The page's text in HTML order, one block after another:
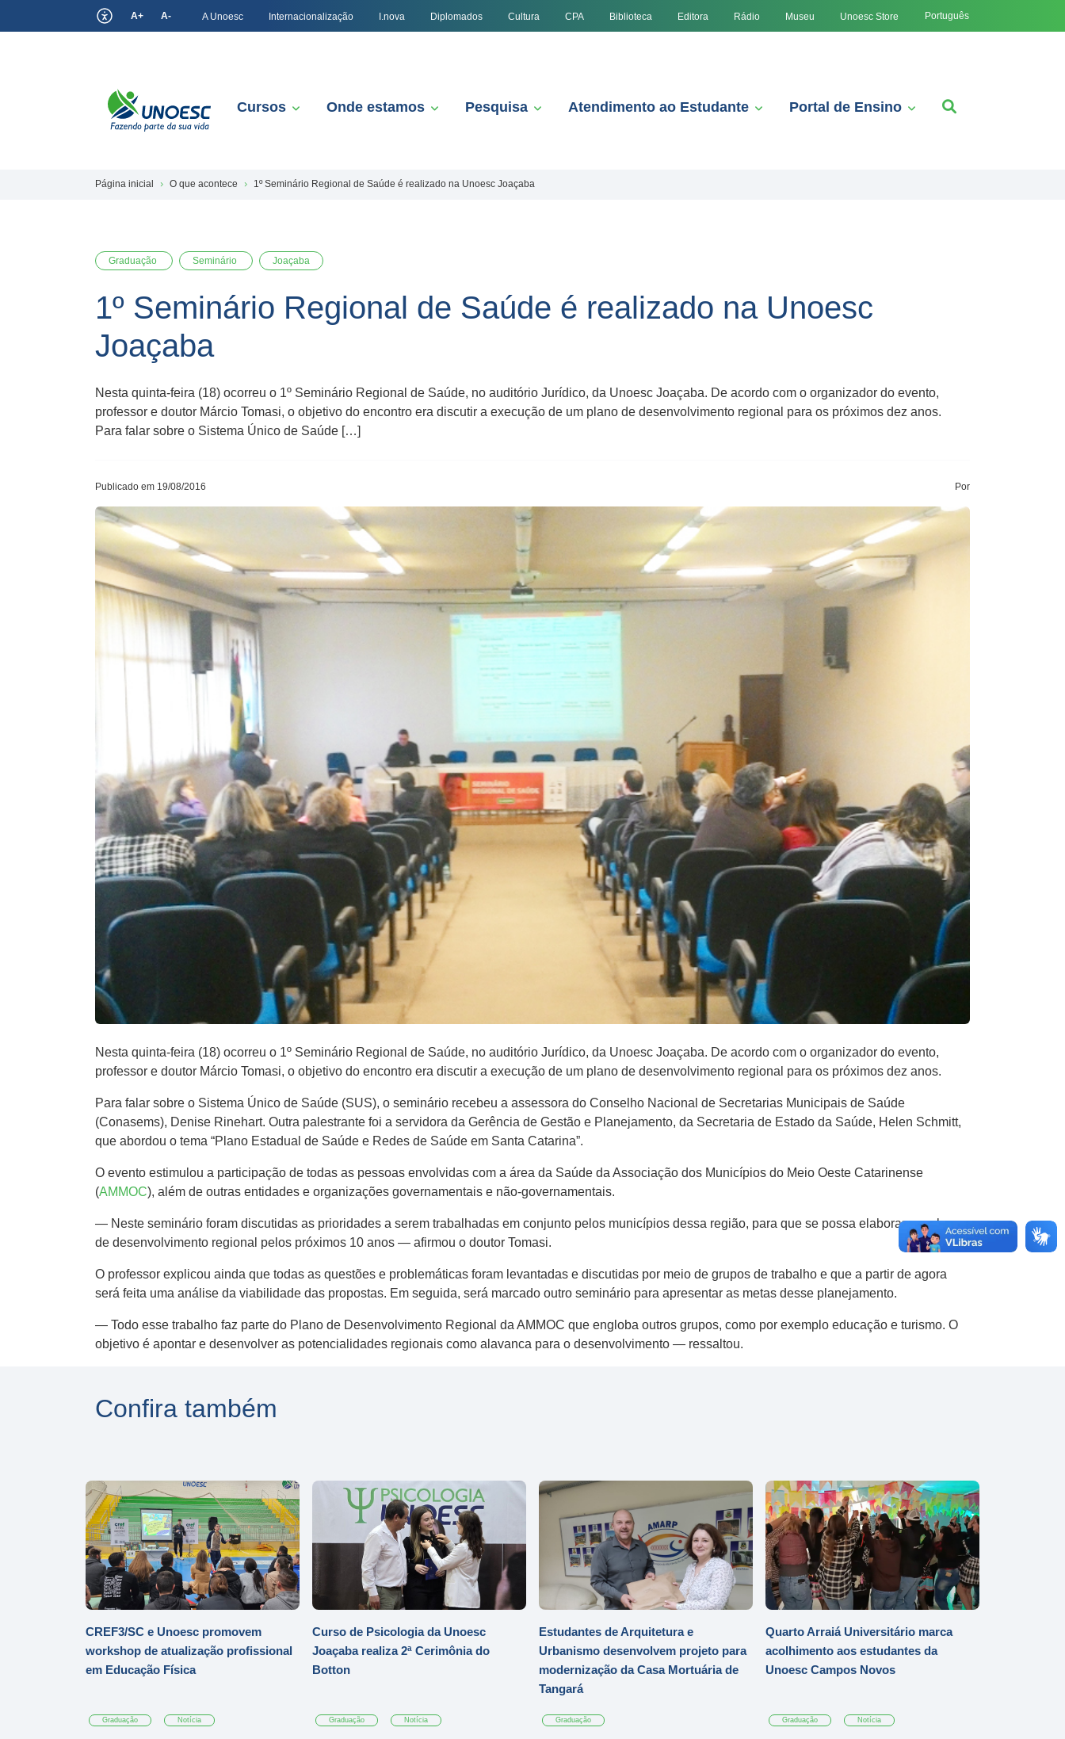
A+ A- A Unoesc Internacionalização I.nova Diplomados Cultura CPA Biblioteca Editora Rádio Museu Unoesc Store Português
Cursos Onde estamos Pesquisa Atendimento ao Estudante Portal de Ensino
Página inicial O que acontece 1º Seminário Regional de Saúde é realizado na Unoesc Joaçaba
Graduação Seminário Joaçaba
1º Seminário Regional de Saúde é realizado na Unoesc
Joaçaba
Nesta quinta-feira (18) ocorreu o 1º Seminário Regional de Saúde, no auditório Jurídico, da Unoesc Joaçaba. De acordo com o organizador do evento,
professor e doutor Márcio Tomasi, o objetivo do encontro era discutir a execução de um plano de desenvolvimento regional para os próximos dez anos.
Para falar sobre o Sistema Único de Saúde […]
Publicado em 19/08/2016 Por
Nesta quinta-feira (18) ocorreu o 1º Seminário Regional de Saúde, no auditório Jurídico, da Unoesc Joaçaba. De acordo com o organizador do evento,
professor e doutor Márcio Tomasi, o objetivo do encontro era discutir a execução de um plano de desenvolvimento regional para os próximos dez anos.
Para falar sobre o Sistema Único de Saúde (SUS), o seminário recebeu a assessora do Conselho Nacional de Secretarias Municipais de Saúde
(Conasems), Denise Rinehart. Outra palestrante foi a servidora da Gerência de Gestão e Planejamento, da Secretaria de Estado da Saúde, Helen Schmitt,
que abordou o tema “Plano Estadual de Saúde e Redes de Saúde em Santa Catarina”.
O evento estimulou a participação de todas as pessoas envolvidas com a área da Saúde da Associação dos Municípios do Meio Oeste Catarinense
(AMMOC), além de outras entidades e organizações governamentais e não-governamentais.
— Neste seminário foram discutidas as prioridades a serem trabalhadas em conjunto pelos municípios dessa região, para que se possa elaborar um plano
de desenvolvimento regional pelos próximos 10 anos — afirmou o doutor Tomasi.
O professor explicou ainda que todas as questões e problemáticas foram levantadas e discutidas por meio de grupos de trabalho e que a partir de agora
será feita uma análise da viabilidade das propostas. Em seguida, será marcado outro seminário para apresentar as metas desse planejamento.
— Todo esse trabalho faz parte do Plano de Desenvolvimento Regional da AMMOC que engloba outros grupos, como por exemplo educação e turismo. O
objetivo é apontar e desenvolver as potencialidades regionais como alavanca para o desenvolvimento — ressaltou.
Confira também
CREF3/SC e Unoesc promovem
workshop de atualização profissional
em Educação Física
Graduação Notícia
Curso de Psicologia da Unoesc
Joaçaba realiza 2ª Cerimônia do
Botton
Graduação Notícia
Estudantes de Arquitetura e
Urbanismo desenvolvem projeto para
modernização da Casa Mortuária de
Tangará
Graduação
Quarto Arraiá Universitário marca
acolhimento aos estudantes da
Unoesc Campos Novos
Graduação Notícia